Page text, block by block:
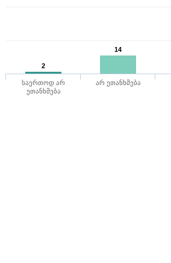
2
14
საერთოდ არ
ეთანხმება
არ ეთანხმება